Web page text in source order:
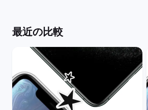
最近の比較